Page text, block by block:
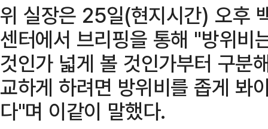
위 실장은 25일(현지시간) 오후
센터에서 브리핑을 통해 "방위비
것인가 넓게 볼 것인가부터 구분
교하게 하려면 방위비를 좁게 봐
다"며 이같이 말했다.